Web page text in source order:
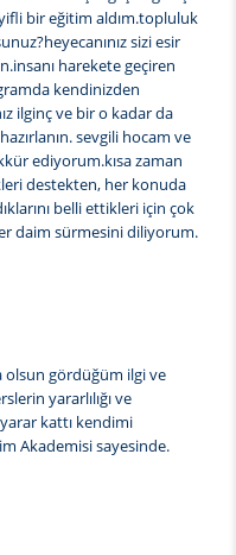
bir eğitim aldım.topluluk
sizi esir
harekete geçiren
kendinizden
ilginç ve bir o kadar da
sevgili hocam ve
ediyorum.kısa zaman
destekten, her konuda
belli ettikleri için çok
daim sürmesini diliyorum.
olsun gördüğüm ilgi ve
yararlılığı ve
kattı kendimi
Akademisi sayesinde.